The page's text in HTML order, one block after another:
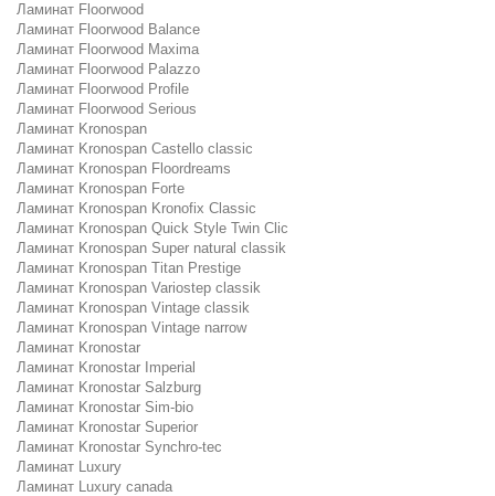
Ламинат Floorwood
Ламинат Floorwood Balance
Ламинат Floorwood Maxima
Ламинат Floorwood Palazzo
Ламинат Floorwood Profile
Ламинат Floorwood Serious
Ламинат Kronospan
Ламинат Kronospan Castello classic
Ламинат Kronospan Floordreams
Ламинат Kronospan Forte
Ламинат Kronospan Kronofix Classic
Ламинат Kronospan Quick Style Twin Clic
Ламинат Kronospan Super natural classik
Ламинат Kronospan Titan Prestige
Ламинат Kronospan Variostep classik
Ламинат Kronospan Vintage classik
Ламинат Kronospan Vintage narrow
Ламинат Kronostar
Ламинат Kronostar Imperial
Ламинат Kronostar Salzburg
Ламинат Kronostar Sim-bio
Ламинат Kronostar Superior
Ламинат Kronostar Synchro-tec
Ламинат Luxury
Ламинат Luxury canada